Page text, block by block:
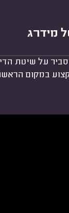
מידרג
על שיטת
במקום